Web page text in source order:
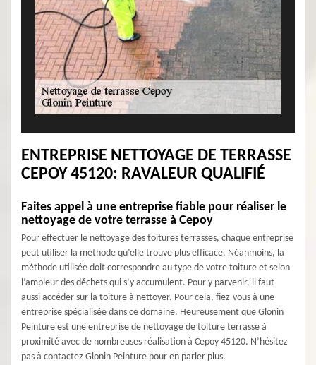
ENTREPRISE NETTOYAGE DE TERRASSE
CEPOY 45120: RAVALEUR QUALIFIÉ
Faites appel à une entreprise fiable pour réaliser le
nettoyage de votre terrasse à Cepoy
Pour effectuer le nettoyage des toitures terrasses, chaque entreprise
peut utiliser la méthode qu’elle trouve plus efficace. Néanmoins, la
méthode utilisée doit correspondre au type de votre toiture et selon
l’ampleur des déchets qui s’y accumulent. Pour y parvenir, il faut
aussi accéder sur la toiture à nettoyer. Pour cela, fiez-vous à une
entreprise spécialisée dans ce domaine. Heureusement que Glonin
Peinture est une entreprise de nettoyage de toiture terrasse à
proximité avec de nombreuses réalisation à Cepoy 45120. N’hésitez
pas à contactez Glonin Peinture pour en parler plus.